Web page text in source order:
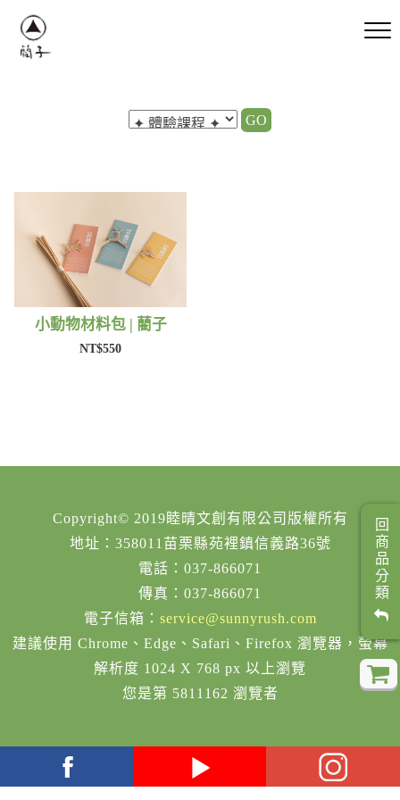
GO
小動物材料包 | 藺子
NT$550
Copyright© 2019睦晴文創有限公司版權所有
地址：358011苗栗縣苑裡鎮信義路36號
電話：037-866071
傳真：037-866071
電子信箱： service@sunnyrush.com
建議使用 Chrome、Edge、Safari、Firefox 瀏覽器，螢幕
解析度 1024 X 768 px 以上瀏覽
您是第 5811162 瀏覽者
回商品分類